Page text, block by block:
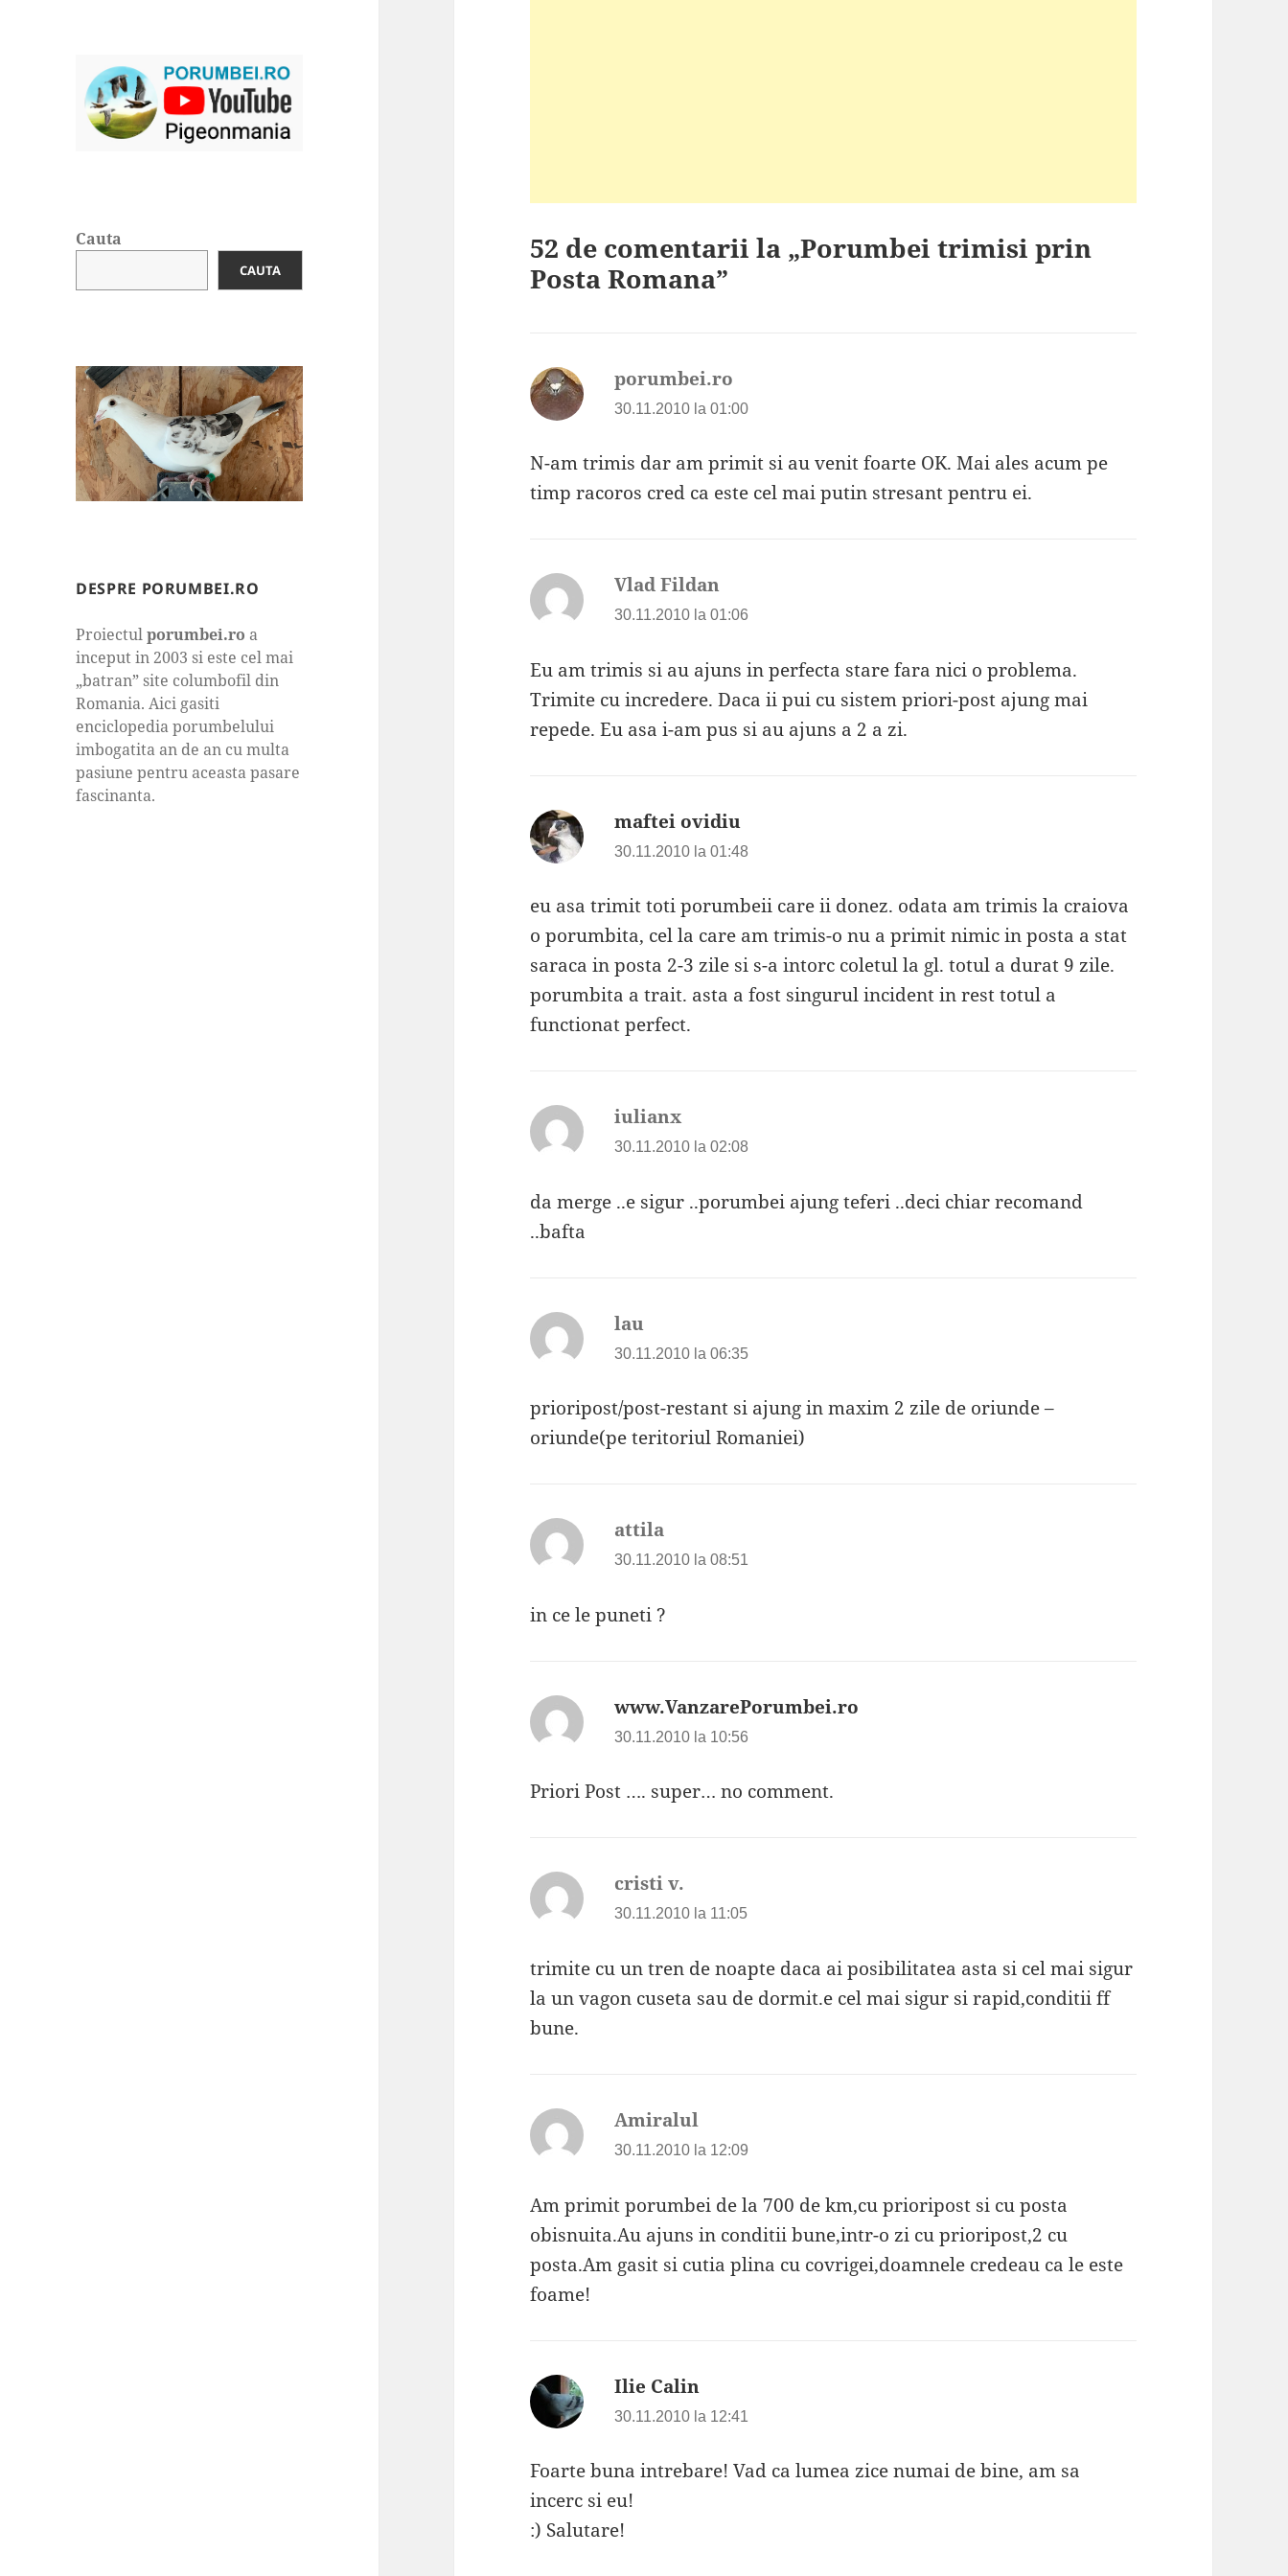
Cauta
CAUTA
DESPRE PORUMBEI.RO
Proiectulporumbei.ro a
inceput in 2003 si este cel mai
„batran” site columbofil din
Romania. Aici gasiti
enciclopedia porumbelului
imbogatita an de an cu multa
pasiune pentru aceasta pasare
fascinanta.
52 de comentarii la „Porumbei trimisi prin
Posta Romana”
porumbei.ro
30.11.2010 la 01:00
N-am trimis dar am primit si au venit foarte OK. Mai ales acum pe
timp racoros cred ca este cel mai putin stresant pentru ei.
Vlad Fildan
30.11.2010 la 01:06
Eu am trimis si au ajuns in perfecta stare fara nici o problema.
Trimite cu incredere. Daca ii pui cu sistem priori-post ajung mai
repede. Eu asa i-am pus si au ajuns a 2 a zi.
maftei ovidiu
30.11.2010 la 01:48
eu asa trimit toti porumbeii care ii donez. odata am trimis la craiova
o porumbita, cel la care am trimis-o nu a primit nimic in posta a stat
saraca in posta 2-3 zile si s-a intorc coletul la gl. totul a durat 9 zile.
porumbita a trait. asta a fost singurul incident in rest totul a
functionat perfect.
iulianx
30.11.2010 la 02:08
da merge ..e sigur ..porumbei ajung teferi ..deci chiar recomand
..bafta
lau
30.11.2010 la 06:35
prioripost/post-restant si ajung in maxim 2 zile de oriunde –
oriunde(pe teritoriul Romaniei)
attila
30.11.2010 la 08:51
in ce le puneti ?
www.VanzarePorumbei.ro
30.11.2010 la 10:56
Priori Post …. super… no comment.
cristi v.
30.11.2010 la 11:05
trimite cu un tren de noapte daca ai posibilitatea asta si cel mai sigur
la un vagon cuseta sau de dormit.e cel mai sigur si rapid,conditii ff
bune.
Amiralul
30.11.2010 la 12:09
Am primit porumbei de la 700 de km,cu prioripost si cu posta
obisnuita.Au ajuns in conditii bune,intr-o zi cu prioripost,2 cu
posta.Am gasit si cutia plina cu covrigei,doamnele credeau ca le este
foame!
Ilie Calin
30.11.2010 la 12:41
Foarte buna intrebare! Vad ca lumea zice numai de bine, am sa
incerc si eu!
:) Salutare!